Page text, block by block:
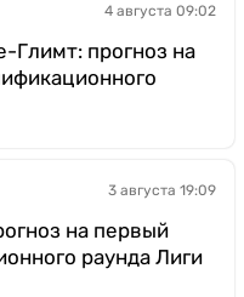
4 августа 09:02
прогноз на
3 августа 19:09
на первый
раунда Лиги